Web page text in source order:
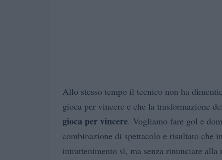
Allo stesso tempo il tecnico non ha
gioca per vincere e che la trasformazione
gioca per vincere. Vogliamo fare gol e
combinazione di spettacolo e risultato che
intrattenimento sì, ma senza rinunciare